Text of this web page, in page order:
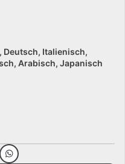
Deutsch Italienisch
Arabisch Japanisch